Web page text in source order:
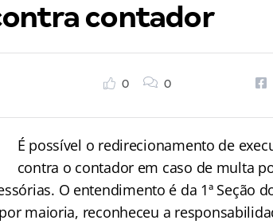
contador
0 0
É possível o redirecionamento de
contra o contador em caso de multa
O entendimento é da 1ª Seção
maioria, reconheceu a